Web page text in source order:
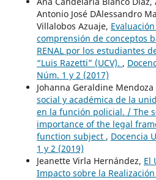
Antonio José D´Alessandro
Villalobos Azuaje,
comprensión de conceptos
RENAL por los estudiantes
“Luis Razetti” (UCV). ,
Núm. 1 y 2 (2017)
Johanna Geraldine Mendoza
social y académica de la
en la función policial. / The
importance of the legal
function subject , Docencia
1 y 2 (2019)
Jeanette Virla Hernández, El
Impacto sobre la